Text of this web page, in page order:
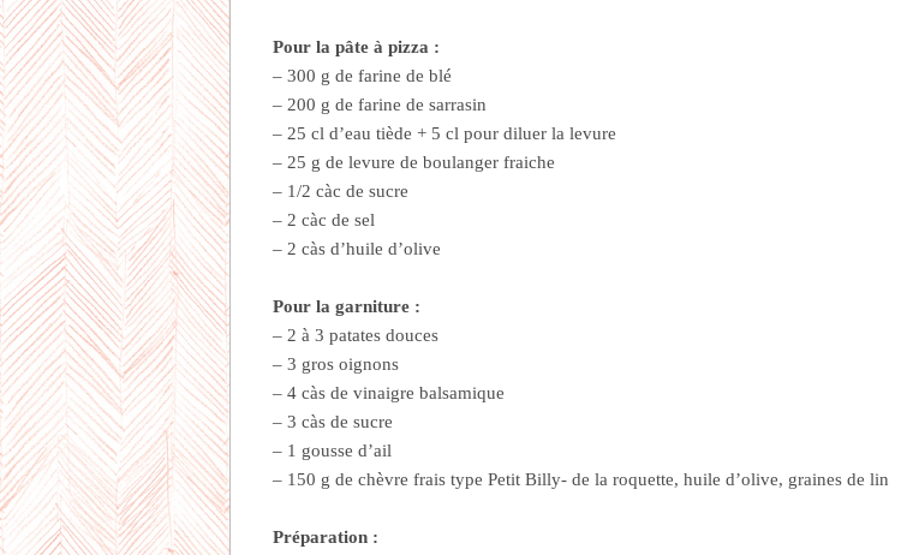
Pour la pâte à pizza :
– 300 g de farine de blé
– 200 g de farine de sarrasin
– 25 cl d’eau tiède + 5 cl pour diluer la levure
– 25 g de levure de boulanger fraiche
– 1/2 càc de sucre
– 2 càc de sel
– 2 càs d’huile d’olive
Pour la garniture :
– 2 à 3 patates douces
– 3 gros oignons
– 4 càs de vinaigre balsamique
– 3 càs de sucre
– 1 gousse d’ail
– 150 g de chèvre frais type Petit Billy- de la roquette, huile d’olive, graines de lin
Préparation :